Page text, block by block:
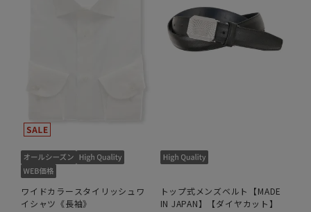
ワイドカラースタイリッシュワ
イシャツ《長袖》
トップ式メンズベルト【MADE
IN JAPAN】【ダイヤカット】